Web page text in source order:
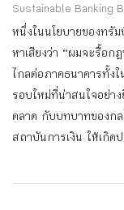
Sustainable Banking
หนึ่งในนโยบายของทรั
หาเสียงว่า “ผมจะรื้อก
ไกลต่อภาคธนาคารทั้ง
รอบใหม่ที่น่าสนใจอย่า
ตลาด กับบทบาทของกล
สถาบันการเงิน ให้เกิด